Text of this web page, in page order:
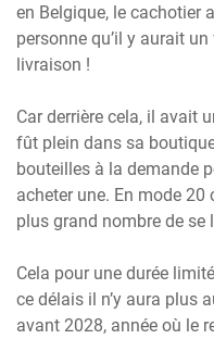
en Belgique, le cachotier
personne qu’il y aurait
livraison !
Car derrière cela, il avait
fût plein dans sa
bouteilles à la demande
acheter une. En mode
plus grand nombre de se
Cela pour une durée
ce délais il n’y aura plus
avant 2028, année où le